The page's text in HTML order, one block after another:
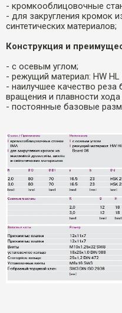
- кромкооблицовочные
- для закругления кромок
синтетических материалов;
Конструкция и
- с осевым углом;
- режущий материал: HW HL
- наилучшее качество реза
вращения и плавности хода
- постоянные базовые